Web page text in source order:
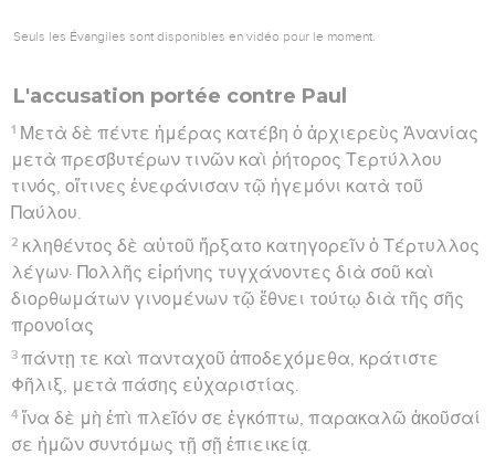
Seuls les Évangiles sont disponibles en vidéo pour le moment.
L'accusation portée contre Paul
1 Μετὰ δὲ πέντε ἡμέρας κατέβη ὁ ἀρχιερεὺς Ἁνανίας
μετὰ πρεσβυτέρων τινῶν καὶ ῥήτορος Τερτύλλου
τινός, οἵτινες ἐνεφάνισαν τῷ ἡγεμόνι κατὰ τοῦ
Παύλου.
2 κληθέντος δὲ αὐτοῦ ἤρξατο κατηγορεῖν ὁ Τέρτυλλος
λέγων· Πολλῆς εἰρήνης τυγχάνοντες διὰ σοῦ καὶ
διορθωμάτων γινομένων τῷ ἔθνει τούτῳ διὰ τῆς σῆς
προνοίας
3 πάντῃ τε καὶ πανταχοῦ ἀποδεχόμεθα, κράτιστε
Φῆλιξ, μετὰ πάσης εὐχαριστίας.
4 ἵνα δὲ μὴ ἐπὶ πλεῖόν σε ἐγκόπτω, παρακαλῶ ἀκοῦσαί
σε ἡμῶν συντόμως τῇ σῇ ἐπιεικείᾳ.